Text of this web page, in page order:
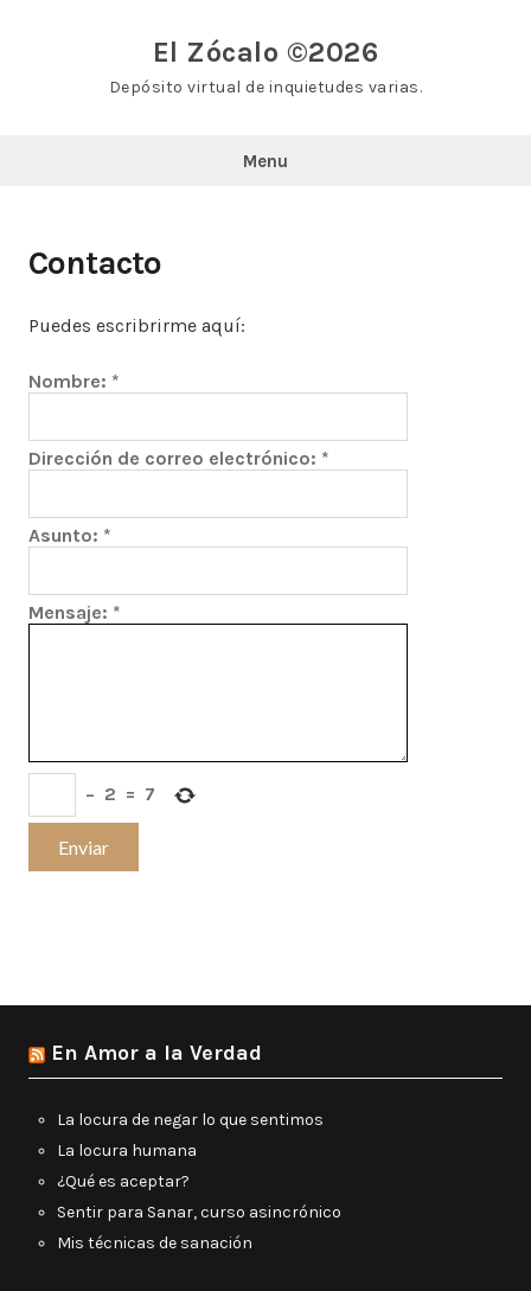
El Zócalo ©2026
Depósito virtual de inquietudes varias.
Menu
Contacto
Puedes escribrirme aquí:
Nombre: *
Dirección de correo electrónico: *
Asunto: *
Mensaje: *
− 2 = 7
En Amor a la Verdad
La locura de negar lo que sentimos
La locura humana
¿Qué es aceptar?
Sentir para Sanar, curso asincrónico
Mis técnicas de sanación